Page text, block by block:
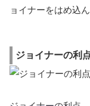
ョイナーをはめ込
ジョイナーの利